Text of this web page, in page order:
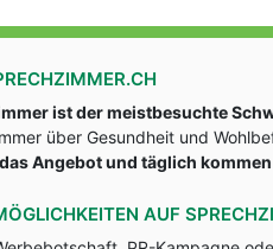
ist der meistbesuchte
über Gesundheit und
Angebot und täglich
AUF